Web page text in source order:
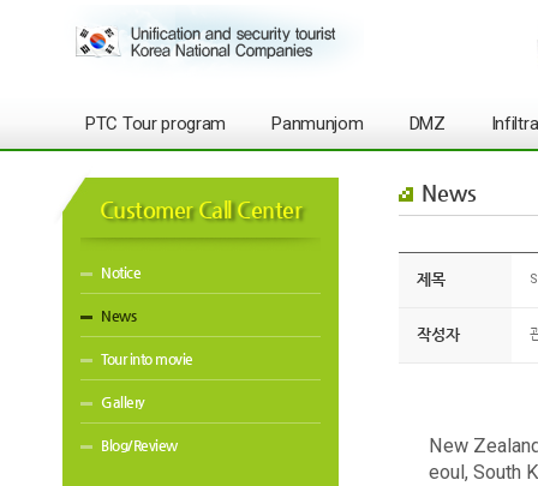
PTC Tour program Panmunjom DMZ
Customer Call Center
Notice
News
Tour into movie
Gallery
Blog/Review
News
제목
작성자
New
eoul, South